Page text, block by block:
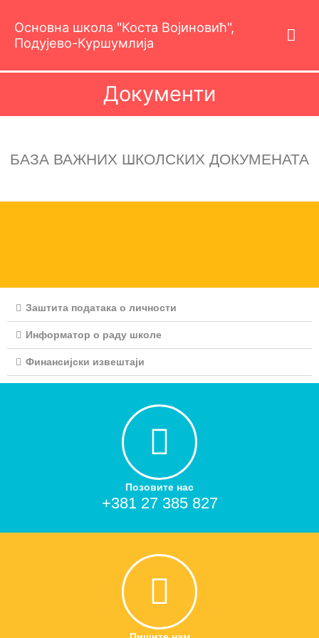
садржај
Основна школа "Коста Војиновић",
Подујево-Куршумлија
Документи
БАЗА ВАЖНИХ ШКОЛСКИХ ДОКУМЕНАТА
Заштита података о личности
Информатор о раду школе
Финансијски извештаји
Позовите нас
+381 27 385 827